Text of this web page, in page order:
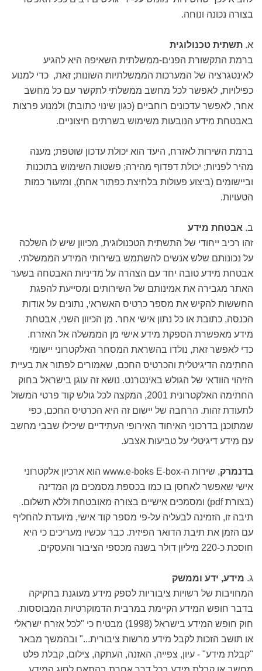
בצורה נכונה ונוחה.
א. תשתית טכנולוגית
ברמת התקשורת הפנים-ממשלתית השאיפה היא להגיע
לאינטגרציה של המערכות הממשלתיות השונות; זאת, כדי למנוע
כפילויות, לאפשר לכל מחשב ממשלתי לתקשר עם כל מחשב
אחר, לאפשר עדכונים רוחביים (כגון שינוי כתובת) ולמנוע פרצות
באבטחת מידע הנובעות משימוש בשרתים חיצוניים.
ברמת השירות לאזרח, היעד הוא יכולת עדכון שוטפת; מענה
מהיר לפניות; יכולת דפדוף מהירה; פשטות השימוש בתוכנות
וביישומים (ביצוע פעולות בלחיצת כפתור אחת), ומזעור כמות
הטעויות.
ב. אבטחת מידע
זהו רכיב ייחודי של התשתית הטכנולוגית, מכיוון שיש לו השלכה
על נכונותם שלש אנשים להשתמש בשירותי המידע הממשלתי.
אבטחת מידע טובה יחד עם הצהרה על מדיניות האבטחה בשער
האתר מגבירה את אמינותם של השירותים ומסייעת להפגת
החששות להקיש את מספר כרטיס האשראי, נתונים על אודות
הכנסה, כתובת או כל נתון אישי אחר. מן הכיוון השני, אבטחת
מידע מאפשרת הספקת מידע אישי מן הממשלה אל האזרח.
כדי לאפשר זאת, נולדו בהשראת המסחר האלקטרוני יישומי
החתימה הדיגיטלית והכרטיס החכם, שאמורים לפתור את בעיית
הזיהוי הוודאי של הגולש באינטרנט. נושא זה עוגן בישראל בחוק
החתימה האלקטרונית 2001, המקצה לכל גולש קוד פרטי המשול
לתעודת זהות. הרחבה של יישום זה היא הכרטיס החכם, כפי
שמתוכנן בדרכוני האיחוד האירופי העתידיים שיכילו שבבי מחשב
עם מידע דיגיטלי על טביעות אצבע.
בדנמרק
, שירות ה-www.e-boks E-box הוא ארכיון אלקטרוני
אישי שאפשר לאחסן בו כמו בכספת מסמכים מן המדינה
(בצורת pdf) ומסמכים אישיים בצורה מאובטחת וללא תשלום.
תיבה זו, הזמינה לבעליה על-פי מספר קוד אישי, מיועדת להחליף
עם הזמן את תיבת הדואר הפיזית. כבר עכשיו מעריכים כי היא
חוסכת כ-220 מיליון דולר בשנה מכספי הציבור והעסקים.
ג. מידע, ידע וממשק
המחויבות של רשויות ציבוריות לספק מידע מעוגנת בחקיקה
בדבר חופש המידע הקיימת במרבית הדמוקרטיות המבוססות.
חוק חופש המידע בישראל (1998) מבטיח כי "לכל אזרח ישראלי
או תושב הזכות לקבל מידע מרשות ציבורית..." ובהמשך מבאר
"קבלת מידע" - עיון, צפייה, האזנה, העתקה, צילום, קבלת פלט